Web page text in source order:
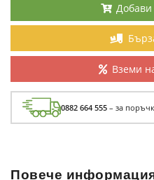
Добави
Вземи
0882 664 555 – за
Повече